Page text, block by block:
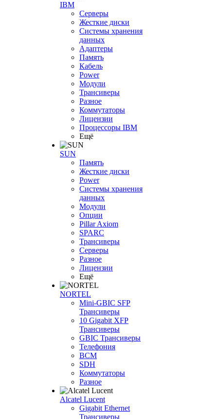
IBM
Серверы
Жесткие диски
Системы хранения
данных
Адаптеры
Память
Кабель
Power
Модули
Трансиверы
Разное
Коммутаторы
Лицензии
Процессоры IBM
Ещё
SUN
Память
Жесткие диски
Power
Системы хранения
данных
Модули
Опции
Pillar Axiom
SPARC
Трансиверы
Серверы
Разное
Лицензии
Ещё
NORTEL
Mini-GBIC SFP
Трансиверы
10 Gigabit XFP
Трансиверы
GBIC Трансиверы
Телефония
BCM
SDH
Коммутаторы
Разное
Alcatel Lucent
Gigabit Ethernet
Трансиверы